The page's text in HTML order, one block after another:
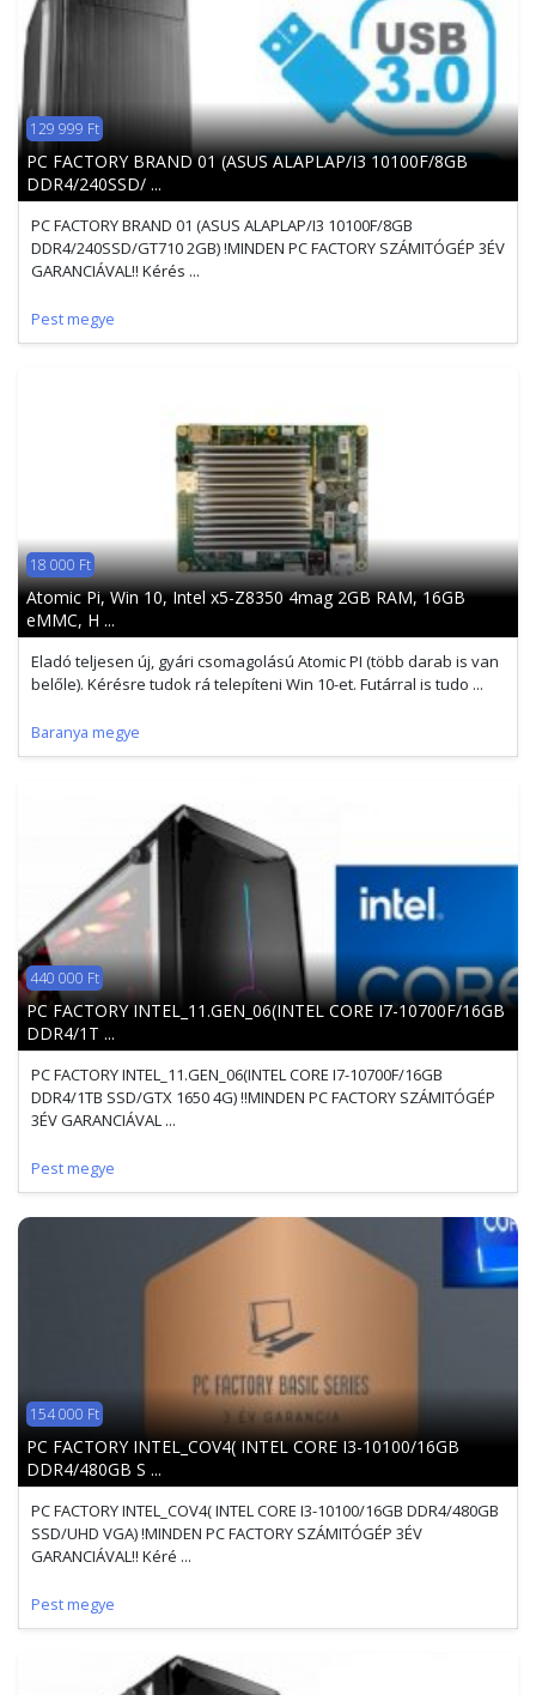
129 999 Ft
PC FACTORY BRAND 01 (ASUS ALAPLAP/I3 10100F/8GB
DDR4/240SSD/ ...
PC FACTORY BRAND 01 (ASUS ALAPLAP/I3 10100F/8GB
DDR4/240SSD/GT710 2GB) !MINDEN PC FACTORY SZÁMITÓGÉP 3ÉV
GARANCIÁVAL!! Kérés ...
Pest megye
18 000 Ft
Atomic Pi, Win 10, Intel x5-Z8350 4mag 2GB RAM, 16GB
eMMC, H ...
Eladó teljesen új, gyári csomagolású Atomic PI (több darab is van
belőle). Kérésre tudok rá telepíteni Win 10-et. Futárral is tudo ...
Baranya megye
440 000 Ft
PC FACTORY INTEL_11.GEN_06(INTEL CORE I7-10700F/16GB
DDR4/1T ...
PC FACTORY INTEL_11.GEN_06(INTEL CORE I7-10700F/16GB
DDR4/1TB SSD/GTX 1650 4G) !!MINDEN PC FACTORY SZÁMITÓGÉP
3ÉV GARANCIÁVAL ...
Pest megye
154 000 Ft
PC FACTORY INTEL_COV4( INTEL CORE I3-10100/16GB
DDR4/480GB S ...
PC FACTORY INTEL_COV4( INTEL CORE I3-10100/16GB DDR4/480GB
SSD/UHD VGA) !MINDEN PC FACTORY SZÁMITÓGÉP 3ÉV
GARANCIÁVAL!! Kéré ...
Pest megye